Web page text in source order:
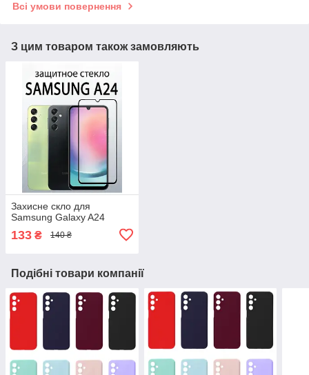
Всі умови повернення
З цим товаром також замовляють
Захисне скло для
Samsung Galaxy A24
133 ₴ 140 ₴
Подібні товари компанії